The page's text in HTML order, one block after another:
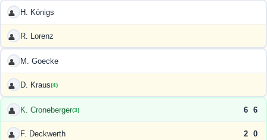
👤 H. Königs
👤 R. Lorenz
👤 M. Goecke
👤 D. Kraus(4)
👤 K. Croneberger(3) 6 6
👤 F. Deckwerth 2 0